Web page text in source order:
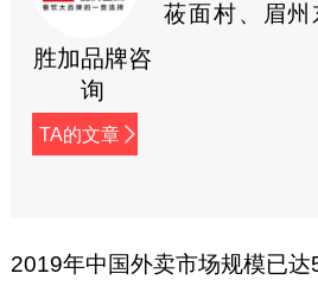
胜加品牌咨
询
TA的文章
莜面村、眉州
2019年中国外卖市场规模已